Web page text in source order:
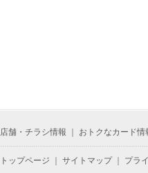
店舗・チラシ情報 おトクなカード情
トップページ サイトマップ｜ プラ